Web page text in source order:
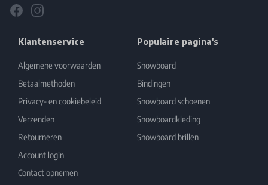
FacebookInstagram
Klantenservice
Algemene voorwaarden
Betaalmethoden
Privacy- en cookiebeleid
Verzenden
Retourneren
Account login
Contact opnemen
Populaire pagina's
Snowboard
Bindingen
Snowboard schoenen
Snowboardkleding
Snowboard brillen